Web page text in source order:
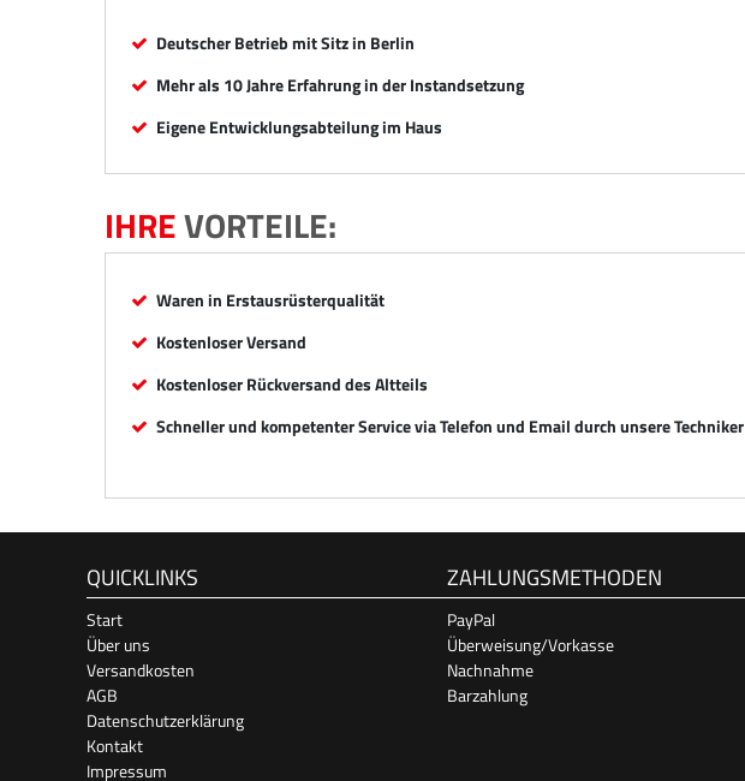
Deutscher Betrieb mit Sitz in Berlin
Mehr als 10 Jahre Erfahrung in der Instandsetzung
Eigene Entwicklungsabteilung im Haus
IHREVORTEILE:
Waren in Erstausrüsterqualität
Kostenloser Versand
Kostenloser Rückversand des Altteils
Schneller und kompetenter Service via Telefon und Email durch unsere Techniker
QUICKLINKS
Start
Über uns
Versandkosten
AGB
Datenschutzerklärung
Kontakt
Impressum
ZAHLUNGSMETHODEN
PayPal
Überweisung/Vorkasse
Nachnahme
Barzahlung